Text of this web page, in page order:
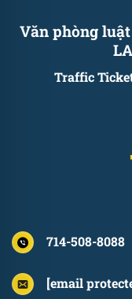
Văn phòng
Traffic
714-508-8088
[email